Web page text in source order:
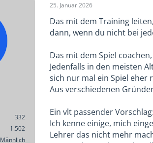
332
1.502
Männlich
25. Januar 2026
Das mit dem Training
dann, wenn du nicht bei
Das mit dem Spiel
Jedenfalls in den meisten
sich nur mal ein Spiel eher
Aus verschiedenen
Ein vlt passender Vorschlag:
Ich kenne einige, mich
Lehrer das nicht mehr